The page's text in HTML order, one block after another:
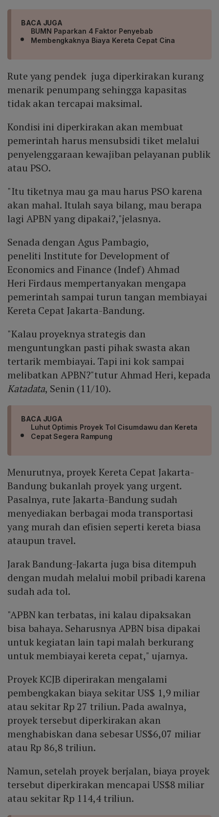
BACA JUGA
BUMN Paparkan 4 Faktor Penyebab
Membengkaknya Biaya Kereta Cepat Cina
Rute yang pendek juga diperkirakan kurang
menarik penumpang sehingga kapasitas
tidak akan tercapai maksimal.
Kondisi ini diperkirakan akan membuat
pemerintah harus mensubsidi tiket melalui
penyelenggaraan kewajiban pelayanan publik
atau PSO.
"Itu tiketnya mau ga mau harus PSO karena
akan mahal. Itulah saya bilang, mau berapa
lagi APBN yang dipakai?,"jelasnya.
Senada dengan Agus Pambagio,
peneliti Institute for Development of
Economics and Finance (Indef) Ahmad
Heri Firdaus mempertanyakan mengapa
pemerintah sampai turun tangan membiayai
Kereta Cepat Jakarta-Bandung.
"Kalau proyeknya strategis dan
menguntungkan pasti pihak swasta akan
tertarik membiayai. Tapi ini kok sampai
melibatkan APBN?"tutur Ahmad Heri, kepada
Katadata, Senin (11/10).
BACA JUGA
Luhut Optimis Proyek Tol Cisumdawu dan Kereta
Cepat Segera Rampung
Menurutnya, proyek Kereta Cepat Jakarta-
Bandung bukanlah proyek yang urgent.
Pasalnya, rute Jakarta-Bandung sudah
menyediakan berbagai moda transportasi
yang murah dan efisien seperti kereta biasa
ataupun travel.
Jarak Bandung-Jakarta juga bisa ditempuh
dengan mudah melalui mobil pribadi karena
sudah ada tol.
"APBN kan terbatas, ini kalau dipaksakan
bisa bahaya. Seharusnya APBN bisa dipakai
untuk kegiatan lain tapi malah berkurang
untuk membiayai kereta cepat," ujarnya.
Proyek KCJB diperirakan mengalami
pembengkakan biaya sekitar US$ 1,9 miliar
atau sekitar Rp 27 triliun. Pada awalnya,
proyek tersebut diperkirakan akan
menghabiskan dana sebesar US$6,07 miliar
atau Rp 86,8 triliun.
Namun, setelah proyek berjalan, biaya proyek
tersebut diperkirakan mencapai US$8 miliar
atau sekitar Rp 114,4 triliun.